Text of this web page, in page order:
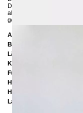
Das Bett gibt es sowohl
als auch "roh" mit
gegen Korrosion gesichert.
Abmessungen
Breite:
Länge:
Kopfteilhöhe:
Füßteilhöhe:
Höhe bis zur
Höhe bis zur
Lattenrostabsenkung: